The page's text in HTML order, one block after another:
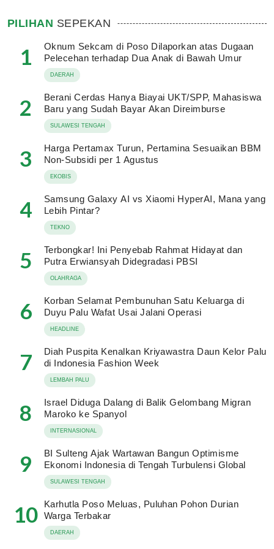
PILIHAN SEPEKAN
1
Oknum Sekcam di Poso Dilaporkan atas Dugaan
Pelecehan terhadap Dua Anak di Bawah Umur
DAERAH
2
Berani Cerdas Hanya Biayai UKT/SPP, Mahasiswa
Baru yang Sudah Bayar Akan Direimburse
SULAWESI TENGAH
3
Harga Pertamax Turun, Pertamina Sesuaikan BBM
Non-Subsidi per 1 Agustus
EKOBIS
4
Samsung Galaxy AI vs Xiaomi HyperAI, Mana yang
Lebih Pintar?
TEKNO
5
Terbongkar! Ini Penyebab Rahmat Hidayat dan
Putra Erwiansyah Didegradasi PBSI
OLAHRAGA
6
Korban Selamat Pembunuhan Satu Keluarga di
Duyu Palu Wafat Usai Jalani Operasi
HEADLINE
7
Diah Puspita Kenalkan Kriyawastra Daun Kelor Palu
di Indonesia Fashion Week
LEMBAH PALU
8
Israel Diduga Dalang di Balik Gelombang Migran
Maroko ke Spanyol
INTERNASIONAL
9
BI Sulteng Ajak Wartawan Bangun Optimisme
Ekonomi Indonesia di Tengah Turbulensi Global
SULAWESI TENGAH
10
Karhutla Poso Meluas, Puluhan Pohon Durian
Warga Terbakar
DAERAH